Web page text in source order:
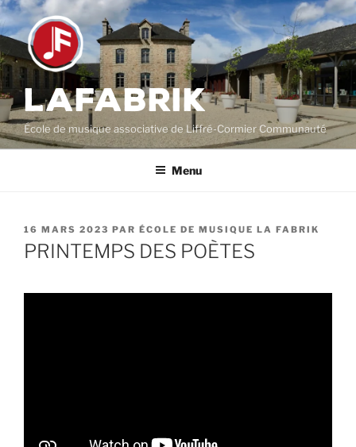
Aller
au
contenu
principal
LAFABRIK
École de musique associative de Liffré-Cormier Communauté
Menu
PUBLIÉ
LE
16 MARS 2023 PAR ÉCOLE DE MUSIQUE LA FABRIK
PRINTEMPS DES POÈTES